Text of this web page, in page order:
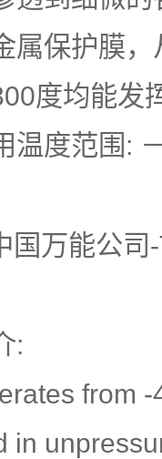
属保护膜，
度均能发
温度范围:
国万能公司
:
from
in